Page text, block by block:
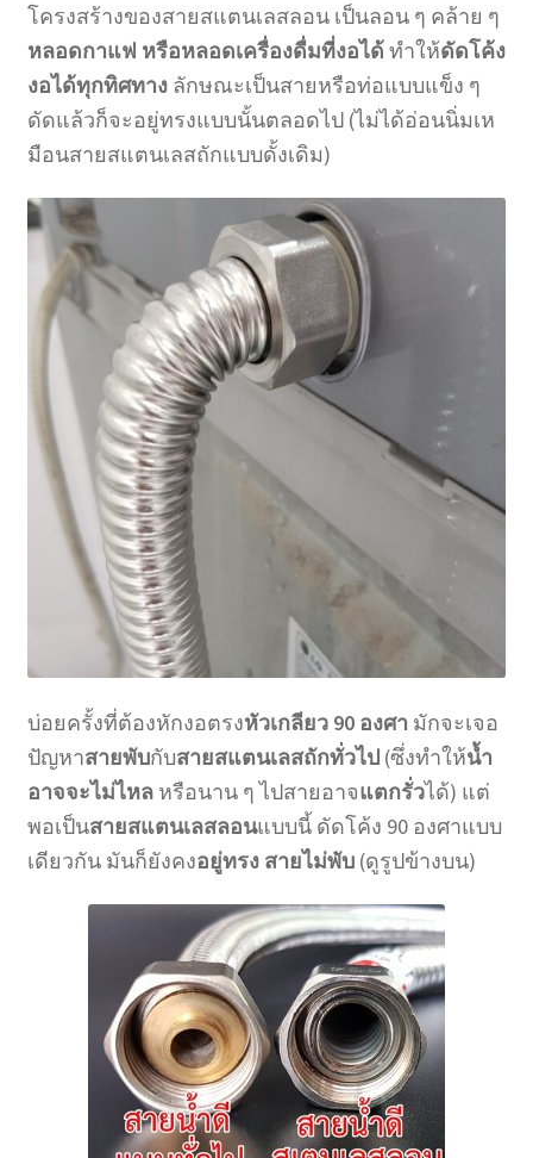
โครงสร้างของสายสแตนเลสลอน เป็นลอน ๆ คล้าย ๆ
หลอดกาแฟ หรือหลอดเครื่องดื่มที่งอได้ทำให้ดัดโค้ง
งอได้ทุกทิศทางลักษณะเป็นสายหรือท่อแบบแข็ง ๆ
ดัดแล้วก็จะอยู่ทรงแบบนั้นตลอดไป (ไม่ได้อ่อนนิ่มเห
มือนสายสแตนเลสถักแบบดั้งเดิม)
บ่อยครั้งที่ต้องหักงอตรงหัวเกลียว 90 องศา มักจะเจอ
ปัญหาสายพับกับสายสแตนเลสถักทั่วไป(ซึ่งทำให้น้ำ
อาจจะไม่ไหลหรือนาน ๆ ไปสายอาจแตกรั่วได้) แต่
พอเป็นสายสแตนเลสลอนแบบนี้ ดัดโค้ง 90 องศาแบบ
เดียวกัน มันก็ยังคงอยู่ทรง สายไม่พับ(ดูรูปข้างบน)